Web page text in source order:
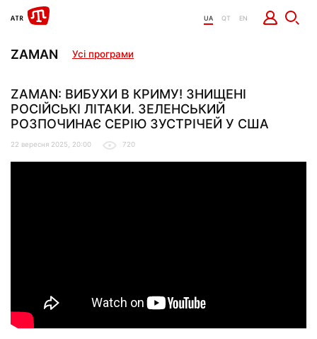
UA QT EN
ZAMAN Усі програми
ZAMAN: ВИБУХИ В КРИМУ! ЗНИЩЕНІ
РОСІЙСЬКІ ЛІТАКИ. ЗЕЛЕНСЬКИЙ
РОЗПОЧИНАЄ СЕРІЮ ЗУСТРІЧЕЙ У США
22 вересня 2025, 20:00 720